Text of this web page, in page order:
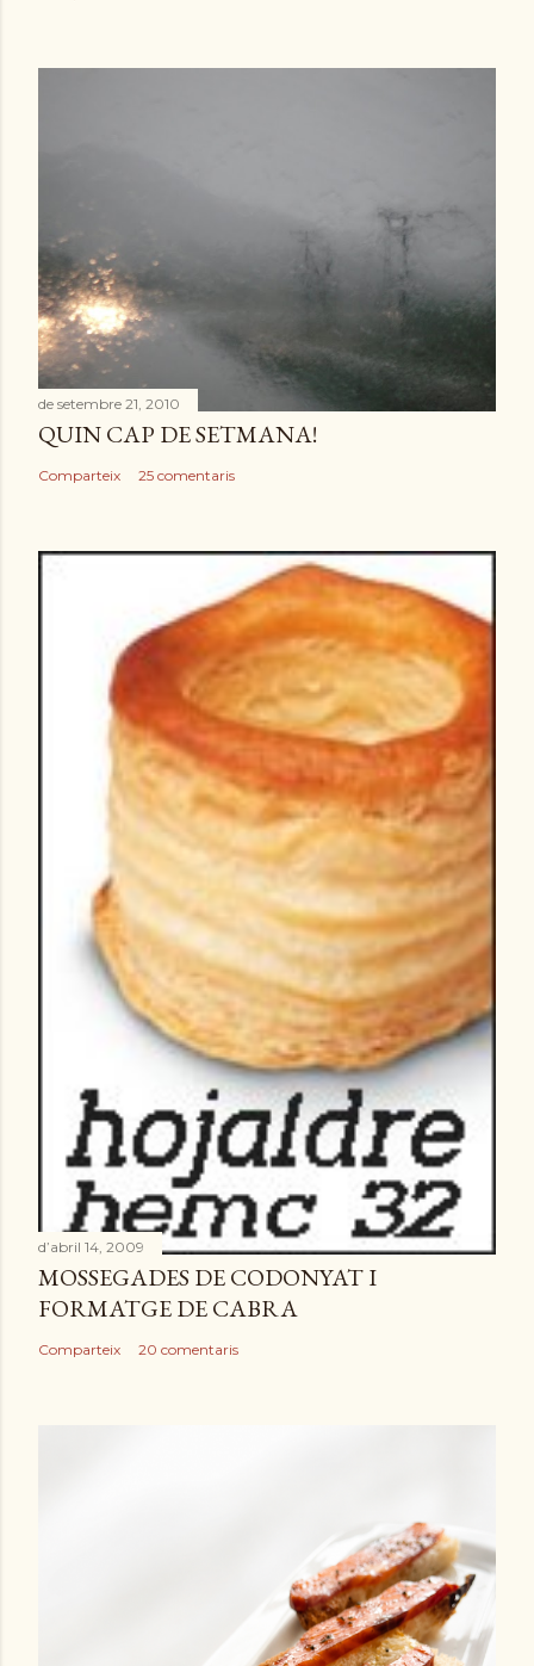
de setembre 21, 2010
QUIN CAP DE SETMANA!
Comparteix 25 comentaris
d’abril 14, 2009
MOSSEGADES DE CODONYAT I
FORMATGE DE CABRA
Comparteix 20 comentaris